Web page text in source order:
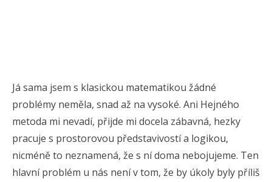
Já sama jsem s klasickou matematikou žádné
problémy neměla, snad až na vysoké. Ani Hejného
metoda mi nevadí, přijde mi docela zábavná, hezky
pracuje s prostorovou představivostí a logikou,
nicméně to neznamená, že s ní doma nebojujeme. Ten
hlavní problém u nás není v tom, že by úkoly byly příliš